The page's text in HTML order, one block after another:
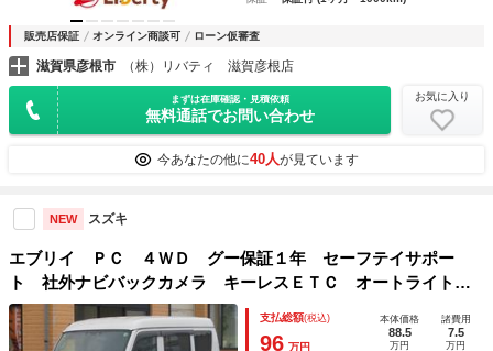
販売店保証 オンライン商談可 ローン仮審査
滋賀県彦根市 （株）リバティ 滋賀彦根店
まずは在庫確認・見積依頼
無料通話でお問い合わせ
お気に入り
今あなたの他に40人が見ています
NEW スズキ
エブリイ ＰＣ ４ＷＤ グー保証１年 セーフテイサポー
ト 社外ナビバックカメラ キーレスＥＴＣ オートライト
オーバーヘッドコンソール フルフラットシート 関東使用
電動格納ミラー スタッドレスタイヤ２０２４年製４本
支払総額(税込)
96 万円
本体価格
88.5
万円
諸費用
7.5
万円